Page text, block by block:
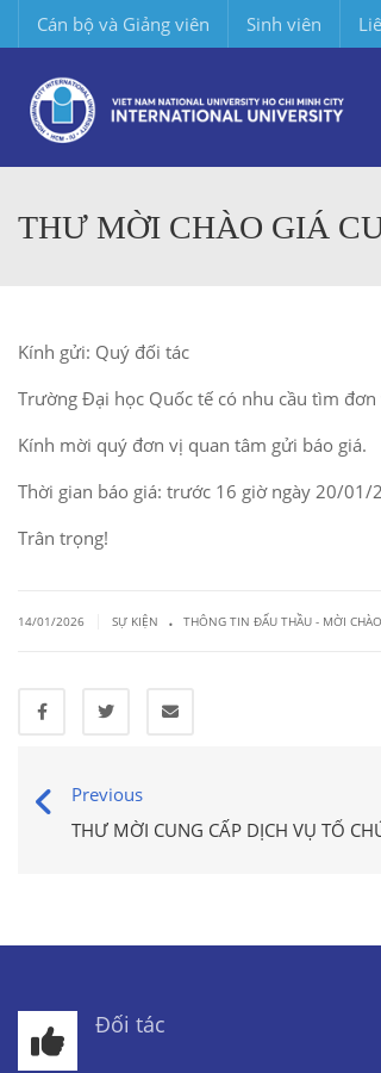
Cán bộ và Giảng viên Sinh viên
THƯ MỜI CHÀO GIÁ
Kính gửi: Quý đối tác
Trường Đại học Quốc tế có nhu cầu tìm
Kính mời quý đơn vị quan tâm gửi báo giá.
Thời gian báo giá: trước 16 giờ ngày 20/01/
Trân trọng!
14/01/2026 SỰ KIỆN . THÔNG TIN ĐẤU THẦU - MỜI
Previous
THƯ MỜI CUNG CẤP DỊCH VỤ TỔ
Đối tác